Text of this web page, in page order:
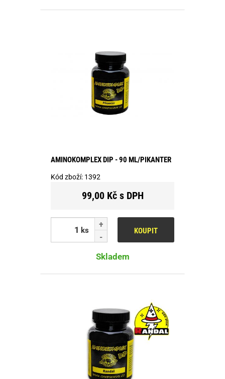
AMINOKOMPLEX DIP - 90 ML/PIKANTER
Kód zboží: 1392
99,00 Kč s DPH
ks KOUPIT
Skladem